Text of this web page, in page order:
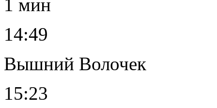
1 мин
14:49
Вышний Волочек
15:23